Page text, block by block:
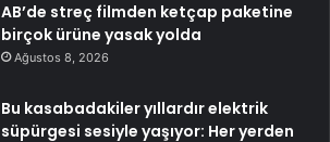
AB’de streç filmden ketçap paketine
birçok ürüne yasak yolda
Ağustos 8, 2026
Bu kasabadakiler yıllardır elektrik
süpürgesi sesiyle yaşıyor: Her yerden